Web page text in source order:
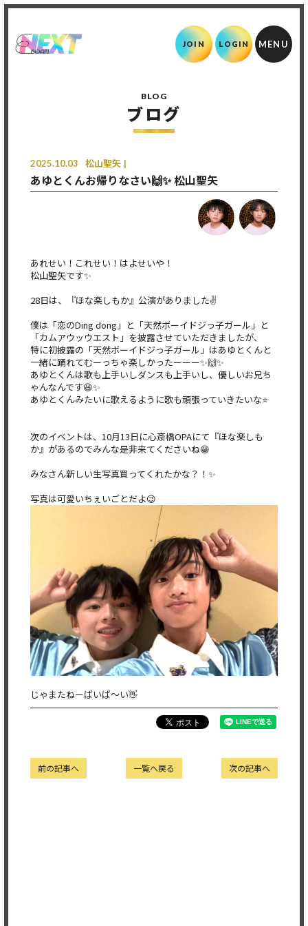
JOIN LOGIN
BLOG
ブログ
2025.10.03 松山聖矢
あゆとくんお帰りなさい🙌✨ 松山聖矢
あれせい！これせい！はよせいや！
松山聖矢です✨
28日は、『ほな楽しもか』公演がありました✌
僕は「恋のDing dong」と「天然ボーイドジっ子ガール」と
「カムアウッウエスト」を披露させていただきましたが、
特に初披露の「天然ボーイドジっ子ガール」はあゆとくんと
一緒に踊れてむーっちゃ楽しかったーーー✨🙌✨
あゆとくんは歌も上手いしダンスも上手いし、優しいお兄ち
ゃんなんです😆✨
あゆとくんみたいに歌えるように歌も頑張っていきたいな⭐️
次のイベントは、10月13日に心斎橋OPAにて『ほな楽しも
か』があるのでみんな是非来てくださいね😁
みなさん新しい生写真買ってくれたかな？！✨
写真は可愛いちぇいごとだよ😉
じゃまたねーばいば〜い👋
次の記事へ
一覧へ戻る
前の記事へ